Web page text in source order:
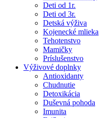
Deti od 1r.
Deti od 3r.
Detská výživa
Kojenecké mlieka
Tehotenstvo
Mamičky
Príslušenstvo
Výživové doplnky
Antioxidanty
Chudnutie
Detoxikácia
Duševná pohoda
Imunita